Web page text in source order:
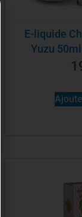
E-liquide
Yuzu